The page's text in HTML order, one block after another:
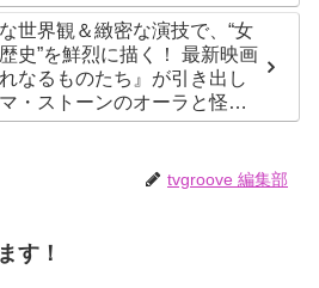
世界観＆緻密な演技で、“女
史”を鮮烈に描く！ 最新映画
れなるものたち』が引き出し
・ストーンのオーラと怪
して緻密すぎる演技力！ こ
tvgroove 編集部
す！